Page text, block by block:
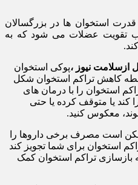
استخوان ها در بزرگسالان
تقویت عضلات می شود که به
ازسلامت نیوز ،پوکی استخوان
کاهش تراکم استخوان شکل
استخوان را با درمان های
یا متوقف کرده یا حتی
معکوس کنید.
است مصرف برخی داروها را
استخوان برای شما تجویز کند
بازسازی تراکم استخوان کمک